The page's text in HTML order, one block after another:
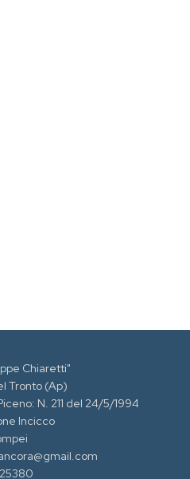
Chiaretti"
Tronto (Ap)
N. 211 del 24/5/1994
Incicco